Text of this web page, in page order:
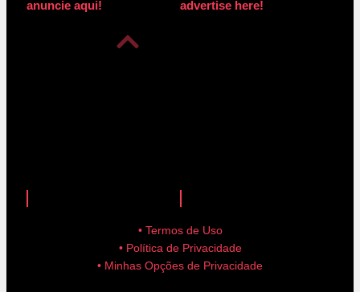
anuncie aqui! advertise here!
• Termos de Uso
• Política de Privacidade
• Minhas Opções de Privacidade